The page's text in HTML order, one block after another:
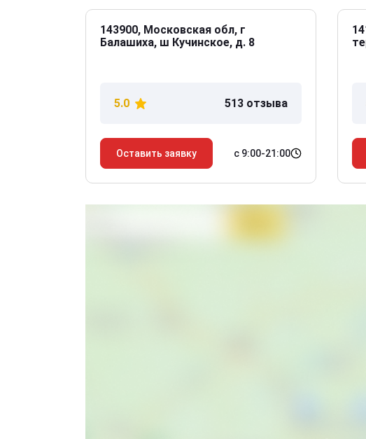
143900, Московская обл, г
Балашиха, ш Кучинское, д. 8
5.0 513 отзыва
Оставить заявку с 9:00-21:00